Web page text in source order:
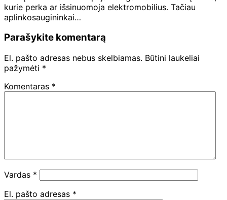
kurie perka ar išsinuomoja elektromobilius. Tačiau
aplinkosaugininkai…
Parašykite komentarą
El. pašto adresas nebus skelbiamas. Būtini laukeliai
pažymėti *
Komentaras *
Vardas *
El. pašto adresas *